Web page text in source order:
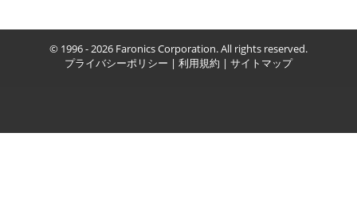
© 1996 - 2026 Faronics Corporation. All rights reserved.
プライバシーポリシー | 利用規約 | サイトマップ